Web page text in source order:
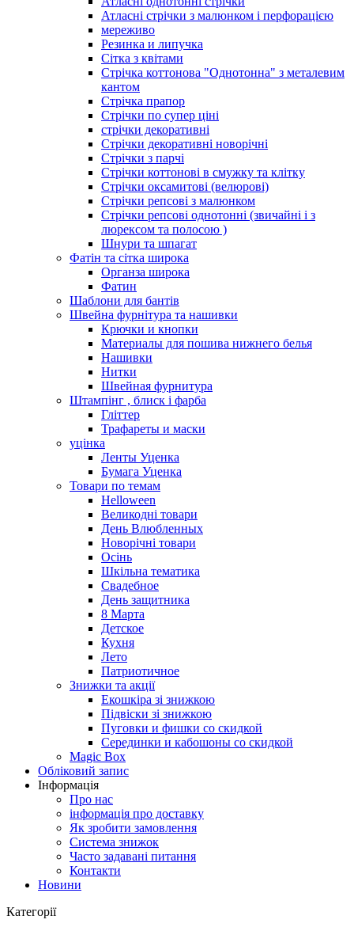
Атласні стрічки з малюнком і перфорацією
мереживо
Резинка и липучка
Сітка з квітами
Стрічка коттонова "Однотонна" з металевим
кантом
Стрічка прапор
Стрічки по супер ціні
стрічки декоративні
Стрічки декоративні новорічні
Стрічки з парчі
Стрічки коттонові в смужку та клітку
Стрічки оксамитові (велюрові)
Стрічки репсові з малюнком
Стрічки репсові однотонні (звичайні і з
люрексом та полосою )
Шнури та шпагат
Фатін та сітка широка
Органза широка
Фатин
Шаблони для бантів
Швейна фурнітура та нашивки
Крючки и кнопки
Материалы для пошива нижнего белья
Нашивки
Нитки
Швейная фурнитура
Штампінг , блиск і фарба
Гліттер
Трафареты и маски
уцінка
Ленты Уценка
Бумага Уценка
Товари по темам
Helloween
Великодні товари
День Влюбленных
Новорічні товари
Осінь
Шкільна тематика
Свадебное
День защитника
8 Марта
Детское
Кухня
Лето
Патриотичное
Знижки та акції
Екошкіра зі знижкою
Підвіски зі знижкою
Пуговки и фишки со скидкой
Серединки и кабошоны со скидкой
Magic Box
Обліковий запис
Інформація
Про нас
інформація про доставку
Як зробити замовлення
Система знижок
Часто задавані питання
Контакти
Новини
Категорії